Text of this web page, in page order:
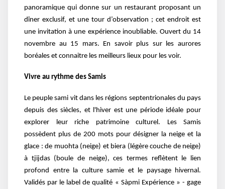
panoramique qui donne sur un restaurant proposant un
dîner exclusif, et une tour d’observation ; cet endroit est
une invitation à une expérience inoubliable. Ouvert du 14
novembre au 15 mars. En savoir plus sur les aurores
boréales et connaitre les meilleurs lieux pour les voir.
Vivre au rythme des Samis
Le peuple sami vit dans les régions septentrionales du pays
depuis des siècles, et l'hiver est une période idéale pour
explorer leur riche patrimoine culturel. Les Samis
possèdent plus de 200 mots pour désigner la neige et la
glace : de muohta (neige) et biera (légère couche de neige)
à tjijdas (boule de neige), ces termes reflètent le lien
profond entre la culture samie et le paysage hivernal.
Validés par le label de qualité « Sàpmi Expérience » - gage